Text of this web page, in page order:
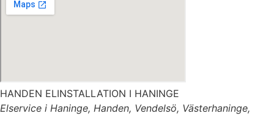
HANDEN ELINSTALLATION I HANINGE
Elservice i Haninge, Handen, Vendelsö, Västerhaninge,